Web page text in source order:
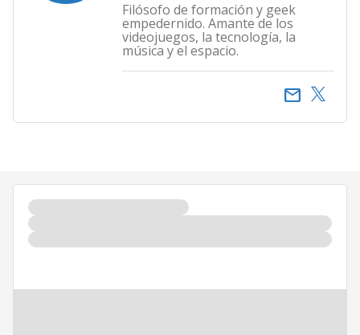
Filósofo de formación y geek
empedernido. Amante de los
videojuegos, la tecnología, la
música y el espacio.
email